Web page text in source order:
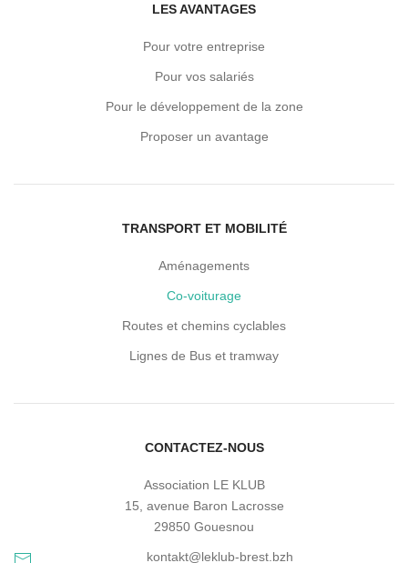
LES AVANTAGES
Pour votre entreprise
Pour vos salariés
Pour le développement de la zone
Proposer un avantage
TRANSPORT ET MOBILITÉ
Aménagements
Co-voiturage
Routes et chemins cyclables
Lignes de Bus et tramway
CONTACTEZ-NOUS
Association LE KLUB
15, avenue Baron Lacrosse
29850 Gouesnou
kontakt@leklub-brest.bzh